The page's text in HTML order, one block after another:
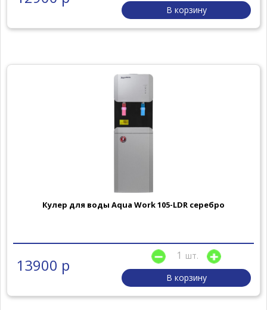
В корзину
Кулер для воды Aqua Work 105-LDR серебро
13900 р
шт.
В корзину